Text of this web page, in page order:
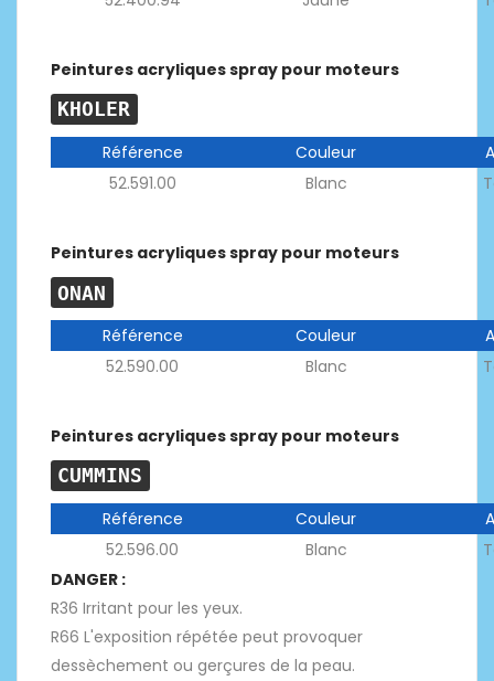
Peintures acryliques spray pour moteurs
KHOLER
Référence Couleur
52.591.00
Blanc
Peintures acryliques spray pour moteurs
ONAN
Référence Couleur
52.590.00
Blanc
Peintures acryliques spray pour moteurs
CUMMINS
Référence Couleur
52.596.00
Blanc
DANGER :
R36 Irritant pour les yeux.
R66 L'exposition répétée peut provoquer
dessèchement ou gerçures de la peau.